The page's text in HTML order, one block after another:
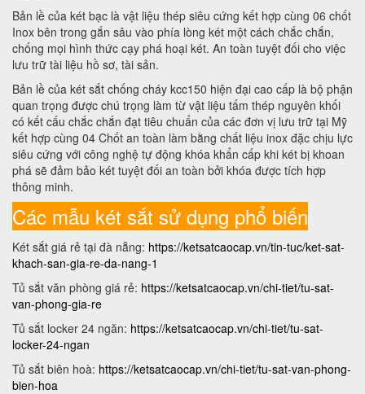
Bản lề của két bạc là vật liệu thép siêu cứng kết hợp cùng 06 chốt
Inox bên trong gắn sâu vào phía lòng két một cách chắc chắn,
chống mọi hình thức cạy phá hoại két. An toàn tuyệt đối cho việc
lưu trữ tài liệu hồ sơ, tài sản.
Bản lề của két sắt chống cháy kcc150 hiện đại cao cấp là bộ phận
quan trọng được chú trọng làm từ vật liệu tấm thép nguyên khối
có kết cấu chắc chắn đạt tiêu chuẩn của các đơn vị lưu trữ tại Mỹ
kết hợp cùng 04 Chốt an toàn làm bằng chất liệu inox đặc chịu lực
siêu cứng với công nghệ tự động khóa khẩn cấp khi két bị khoan
phá sẽ đảm bảo két tuyệt đối an toàn bởi khóa được tích hợp
thông minh.
Các mẫu két sắt sử dụng phổ biến
Két sắt giá rẻ tại đà nẵng: https://ketsatcaocap.vn/tin-tuc/ket-sat-
khach-san-gia-re-da-nang-1
Tủ sắt văn phòng giá rẻ: https://ketsatcaocap.vn/chi-tiet/tu-sat-
van-phong-gia-re
Tủ sắt locker 24 ngăn: https://ketsatcaocap.vn/chi-tiet/tu-sat-
locker-24-ngan
Tủ sắt biên hoà: https://ketsatcaocap.vn/chi-tiet/tu-sat-van-phong-
bien-hoa